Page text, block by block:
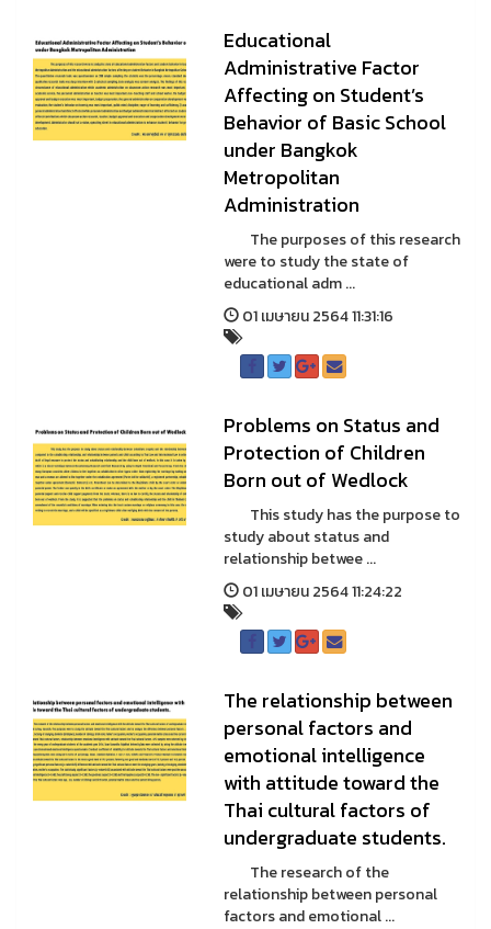
Educational
Administrative Factor
Affecting on Student’s
Behavior of Basic School
under Bangkok
Metropolitan
Administration
The purposes of this research
were to study the state of
educational adm ...
01 เมษายน 2564 11:31:16
Problems on Status and
Protection of Children
Born out of Wedlock
This study has the purpose to
study about status and
relationship betwee ...
01 เมษายน 2564 11:24:22
The relationship between
personal factors and
emotional intelligence
with attitude toward the
Thai cultural factors of
undergraduate students.
The research of the
relationship between personal
factors and emotional ...